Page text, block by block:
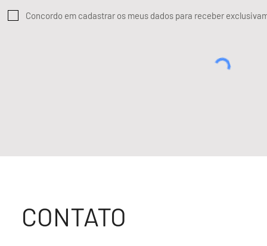
CONTATO
Concordo em cadastrar os meus dados para receber